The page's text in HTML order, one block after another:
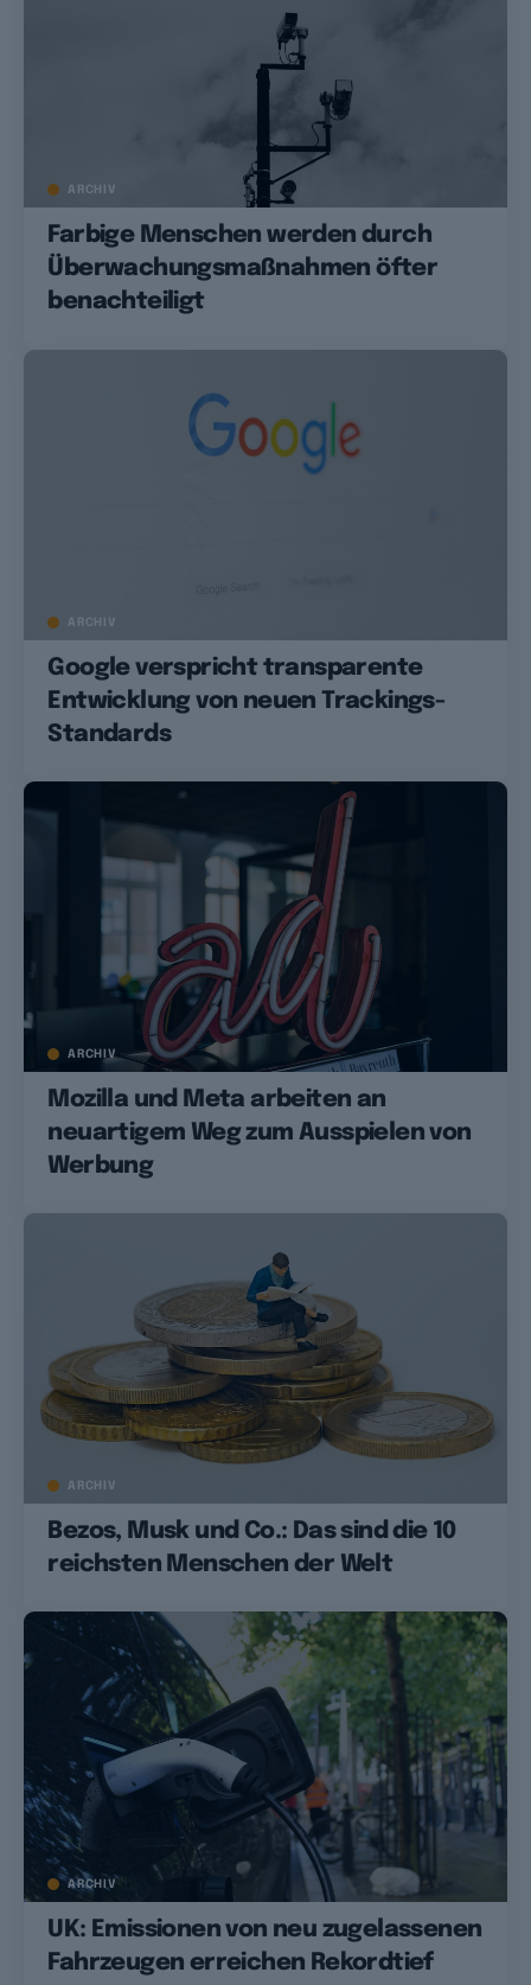
ARCHIV
Farbige Menschen werden durch
Überwachungsmaßnahmen öfter
benachteiligt
ARCHIV
Google verspricht transparente
Entwicklung von neuen Trackings-
Standards
ARCHIV
Mozilla und Meta arbeiten an
neuartigem Weg zum Ausspielen von
Werbung
ARCHIV
Bezos, Musk und Co.: Das sind die 10
reichsten Menschen der Welt
ARCHIV
UK: Emissionen von neu zugelassenen
Fahrzeugen erreichen Rekordtief